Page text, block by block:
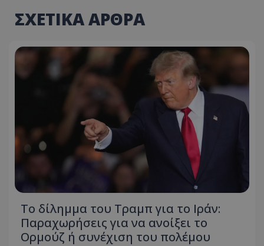
ΣΧΕΤΙΚΑ ΑΡΘΡΑ
Το δίλημμα του Τραμπ για το Ιράν:
Παραχωρήσεις για να ανοίξει το
Ορμούζ ή συνέχιση του πολέμου